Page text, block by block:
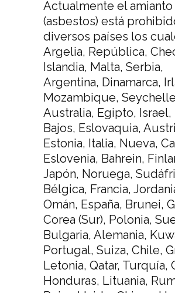
Actualmente el amianto
(asbestos) está
diversos países los
Argelia, República,
Islandia, Malta, Serbia,
Argentina, Dinamarca,
Mozambique,
Australia, Egipto, Israel,
Bajos, Eslovaquia,
Estonia, Italia, Nueva,
Eslovenia, Bahrein,
Japón, Noruega,
Bélgica, Francia,
Omán, España, Brunei,
Corea (Sur), Polonia,
Bulgaria, Alemania,
Portugal, Suiza, Chile,
Letonia, Qatar, Turquía,
Honduras, Lituania,